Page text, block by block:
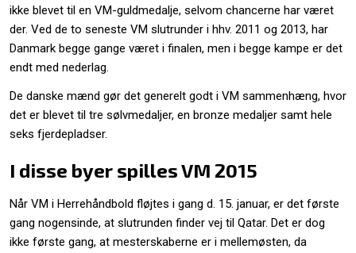
ikke blevet til en VM-guldmedalje, selvom chancerne har været
der. Ved de to seneste VM slutrunder i hhv. 2011 og 2013, har
Danmark begge gange været i finalen, men i begge kampe er det
endt med nederlag.
De danske mænd gør det generelt godt i VM sammenhæng, hvor
det er blevet til tre sølvmedaljer, en bronze medaljer samt hele
seks fjerdepladser.
I disse byer spilles VM 2015
Når VM i Herrehåndbold fløjtes i gang d. 15. januar, er det første
gang nogensinde, at slutrunden finder vej til Qatar. Det er dog
ikke første gang, at mesterskaberne er i mellemøsten, da